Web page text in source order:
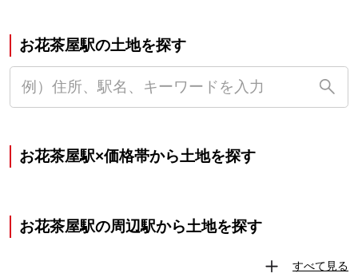
お花茶屋駅の土地を探す
お花茶屋駅×価格帯から土地を探す
お花茶屋駅の周辺駅から土地を探す
すべて見る